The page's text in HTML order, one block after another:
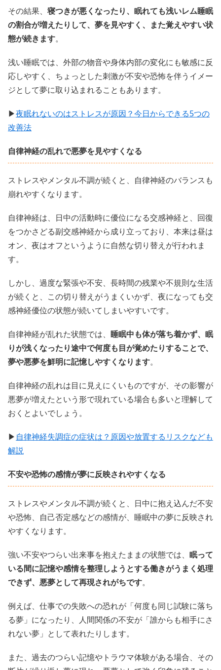
その結果、 寝つきが悪くなったり、眠れても浅いレム睡眠
の割合が増えたりして、夢を見やすく、また覚えやすい状
態が続きます。
浅い睡眠では、外部の物音や身体内部の変化にも敏感に反
応しやすく、ちょっとした刺激が不安や恐怖を伴うイメー
ジとして夢に取り込まれることもあります。
▶夜眠れないのはストレスが原因？今日からできる5つの
改善法
自律神経の乱れで悪夢を見やすくなる
ストレスやメンタル不調が続くと、自律神経のバランスも
崩れやすくなります。
自律神経は、日中の活動時に優位になる交感神経と、回復
をつかさどる副交感神経から成り立っており、本来は昼は
オン、夜はオフというように自然な切り替えが行われま
す。
しかし、過度な緊張や不安、長時間の残業や不規則な生活
が続くと、この切り替えがうまくいかず、夜になっても交
感神経優位の状態が続いてしまいやすいです。
自律神経が乱れた状態では、 睡眠中も体が落ち着かず、眠
りが浅くなったり途中で何度も目が覚めたりすることで、
夢や悪夢を鮮明に記憶しやすくなります。
自律神経の乱れは目に見えにくいものですが、その影響が
悪夢が増えたという形で現れている場合も多いと理解して
おくとよいでしょう。
▶ 自律神経失調症の症状は？原因や放置するリスクなども
解説
不安や恐怖の感情が夢に反映されやすくなる
ストレスやメンタル不調が続くと、日中に抱え込んだ不安
や恐怖、自己否定感などの感情が、睡眠中の夢に反映され
やすくなります。
強い不安やつらい出来事を抱えたままの状態では、 眠って
いる間に記憶や感情を整理しようとする働きがうまく処理
できず、悪夢として再現されがちです。
例えば、仕事での失敗への恐れが「何度も同じ試験に落ち
る夢」になったり、人間関係の不安が「誰からも相手にさ
れない夢」として表れたりします。
また、過去のつらい記憶やトラウマ体験がある場合、その